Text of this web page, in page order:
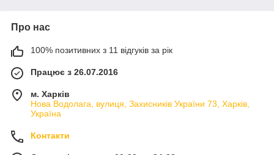
Про нас
100% позитивних з 11 відгуків за рік
Працює з 26.07.2016
м. Харків
Нова Водолага, вулиця, Захисників України 73, Харків,
Україна
Контакти